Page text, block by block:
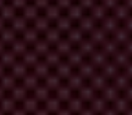
contact one of our national
corrupt. Take action and